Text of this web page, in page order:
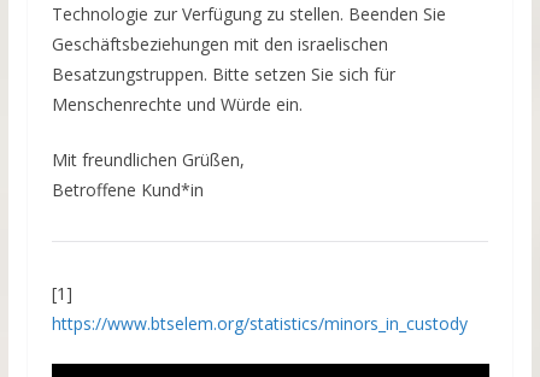
Technologie zur Verfügung zu stellen. Beenden Sie
Geschäftsbeziehungen mit den israelischen
Besatzungstruppen. Bitte setzen Sie sich für
Menschenrechte und Würde ein.
Mit freundlichen Grüßen,
Betroffene Kund*in
[1]
https://www.btselem.org/statistics/minors_in_custody